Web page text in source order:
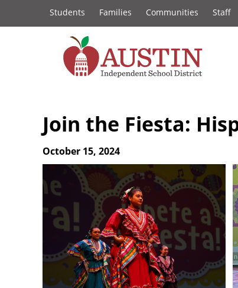
Austin
Independent
School
District
Constituency
Links
Students Families Communities Staff
Join the Fiesta:
October 15, 2024